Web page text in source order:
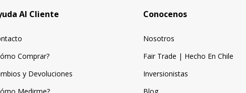
Al Cliente
Comprar?
y Devoluciones
Conocenos
Nosotros
Fair Trade | Hecho En Chile
Inversionistas